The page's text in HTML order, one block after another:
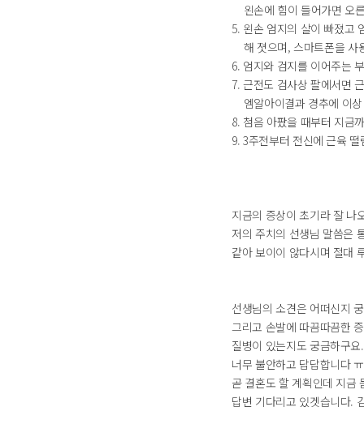
왼손에 힘이 들어가면 오
5. 왼손 엄지의 살이 빠졌고
해 졋으며, 스마트폰을 사
6. 엄지와 검지를 이어주는
7. 근전도 검사상 팔에서면
엠알아이결과 경추에 이
8. 첨음 아팠을 때부터 지금
9. 3주전부터 전신에 근육 떨
지금의 증상이 초기라 잘 나
저의 주치의 선생님 말씀은
같아 보이이 않다시며 절대
선생님의 소견은 어떠신지
그리고 손발에 따끔따끔한
질병이 있는지도 궁금하구요
너무 불안하고 답답합니다 ㅠ
곧 결혼도 할 계획인데 지금
답변 기다리고 있겟습니다.